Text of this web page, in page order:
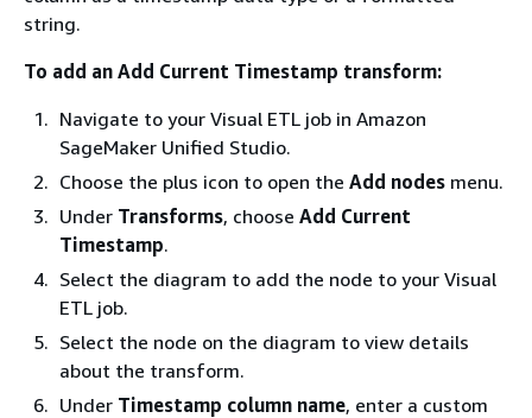
string.
To add an Add Current Timestamp transform:
Navigate to your Visual ETL job in Amazon
SageMaker Unified Studio.
Choose the plus icon to open the Add nodes menu.
Under Transforms, choose Add Current
Timestamp.
Select the diagram to add the node to your Visual
ETL job.
Select the node on the diagram to view details
about the transform.
Under Timestamp column name, enter a custom